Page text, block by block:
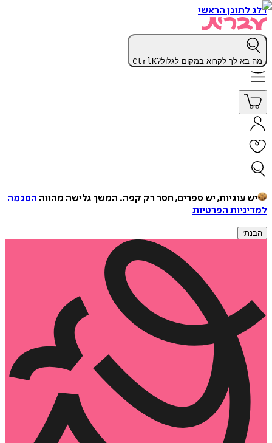
דלג לתוכן הראשי
מה בא לך לקרוא במקום לגלול? CtrlK
יש עוגיות, יש ספרים, חסר רק קפה. המשך גלישה מהווה הסכמה
למדיניות הפרטיות
הבנתי